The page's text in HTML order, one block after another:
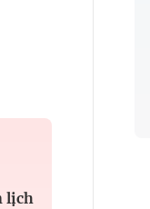
lịch